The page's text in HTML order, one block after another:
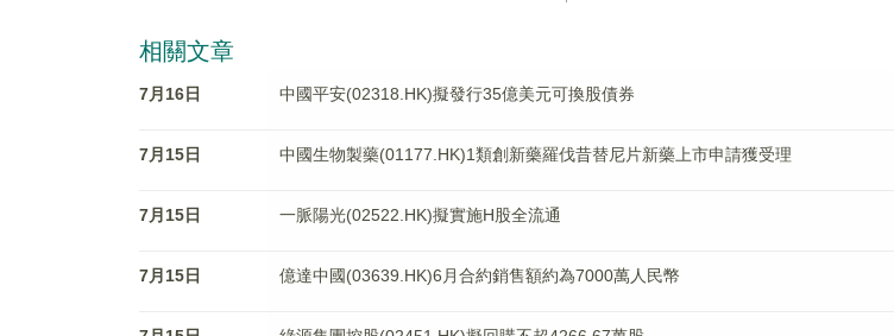
相關文章
7月16日 中國平安(02318.HK)擬發行35億美元可換股債券
7月15日 中國生物製藥(01177.HK)1類創新藥羅伐昔替尼片新藥上市申請獲受理
7月15日 一脈陽光(02522.HK)擬實施H股全流通
7月15日 億達中國(03639.HK)6月合約銷售額約為7000萬人民幣